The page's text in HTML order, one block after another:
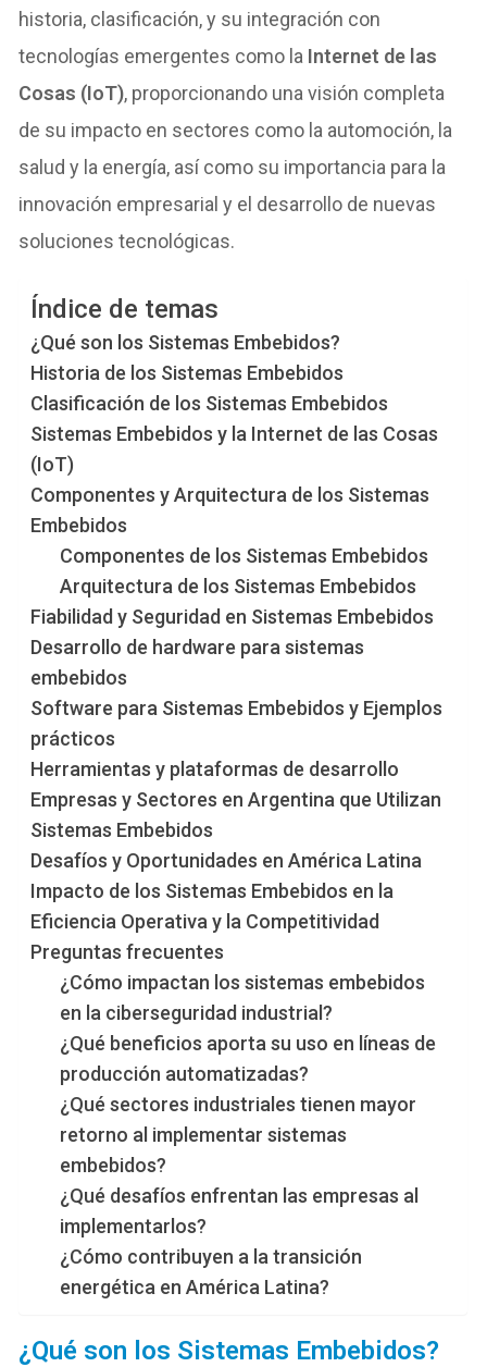
historia, clasificación, y su integración con
tecnologías emergentes como la Internet de las
Cosas (IoT), proporcionando una visión completa
de su impacto en sectores como la automoción, la
salud y la energía, así como su importancia para la
innovación empresarial y el desarrollo de nuevas
soluciones tecnológicas.
Índice de temas
¿Qué son los Sistemas Embebidos?
Historia de los Sistemas Embebidos
Clasificación de los Sistemas Embebidos
Sistemas Embebidos y la Internet de las Cosas
(IoT)
Componentes y Arquitectura de los Sistemas
Embebidos
Componentes de los Sistemas Embebidos
Arquitectura de los Sistemas Embebidos
Fiabilidad y Seguridad en Sistemas Embebidos
Desarrollo de hardware para sistemas
embebidos
Software para Sistemas Embebidos y Ejemplos
prácticos
Herramientas y plataformas de desarrollo
Empresas y Sectores en Argentina que Utilizan
Sistemas Embebidos
Desafíos y Oportunidades en América Latina
Impacto de los Sistemas Embebidos en la
Eficiencia Operativa y la Competitividad
Preguntas frecuentes
¿Cómo impactan los sistemas embebidos
en la ciberseguridad industrial?
¿Qué beneficios aporta su uso en líneas de
producción automatizadas?
¿Qué sectores industriales tienen mayor
retorno al implementar sistemas
embebidos?
¿Qué desafíos enfrentan las empresas al
implementarlos?
¿Cómo contribuyen a la transición
energética en América Latina?
¿Qué son los Sistemas Embebidos?